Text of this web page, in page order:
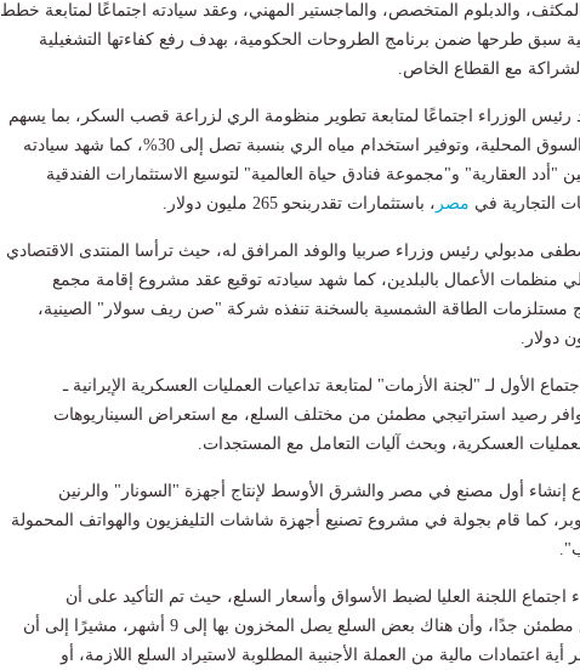
المكثف، والدبلوم المتخصص، والماجستير المهني، وعقد سيادته اجتماعًا لمتابعة خطط
تاريخية سبق طرحها ضمن برنامج الطروحات الحكومية، بهدف رفع كفاءتها التشغيلية
مع القطاع الخاص.
الوزراء اجتماعًا لمتابعة تطوير منظومة الري لزراعة قصب السكر، بما يسهم
في توفير احتياجات السوق المحلية، وتوفير استخدام مياه الري بنسبة تصل إلى 30%، كما شهد سيادته
"أدد العقارية" و"مجموعة فنادق حياة العالمية" لتوسيع الاستثمارات الفندقية
التجارية في مصر ، باستثمارات تقدربنحو 265 مليون دولار.
مدبولي رئيس وزراء صربيا والوفد المرافق له، حيث ترأسا المنتدى الاقتصادي
منظمات الأعمال بالبلدين، كما شهد سيادته توقيع عقد مشروع إقامة مجمع
مستلزمات الطاقة الشمسية بالسخنة تنفذه شركة "صن ريف سولار" الصينية،
الأول لـ "لجنة الأزمات" لمتابعة تداعيات العمليات العسكرية الإيرانية ـ
توافر رصيد استراتيجي مطمئن من مختلف السلع، مع استعراض السيناريوهات
العسكرية، وبحث آليات التعامل مع المستجدات.
إنشاء أول مصنع في مصر والشرق الأوسط لإنتاج أجهزة "السونار" والرنين
بـ 6 أكتوبر، كما قام بجولة في مشروع تصنيع أجهزة شاشات التليفزيون والهواتف المحمولة
اللجنة العليا لضبط الأسواق وأسعار السلع، حيث تم التأكيد على أن
الاحتياطي من السلع مطمئن جدًا، وأن هناك بعض السلع يصل المخزون بها إلى 9 أشهر، مشيرًا إلى أن
أية اعتمادات مالية من العملة الأجنبية المطلوبة لاستيراد السلع اللازمة، أو